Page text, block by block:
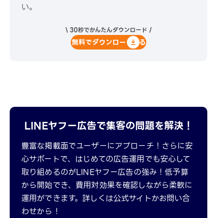
い。
\ 30秒でかんたんダウンロード /
無料でダウンロードする
LINEヤフー広告で集客の問題を解決！
豊富な掲載面でユーザーにアプローチ！さらに安
心サポートで、はじめての広告運用でも安心して
取り組めるのがLINEヤフー広告の強み！低予算
から開始でき、費用対効果を確認しながら柔軟に
運用ができます。詳しくは公式サイトかお問い合
わせから！